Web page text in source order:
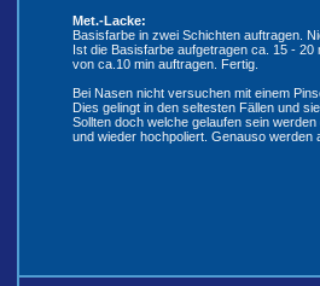
Met.-Lacke:
Basisfarbe in zwei Schichten auftragen.
Ist die Basisfarbe aufgetragen ca. 15 -
von ca.10 min auftragen. Fertig.
Bei Nasen nicht versuchen mit einem
Dies gelingt in den seltesten Fällen und
Sollten doch welche gelaufen sein
und wieder hochpoliert. Genauso werden